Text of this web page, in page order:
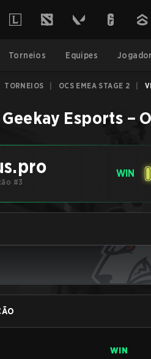
Torneios Equipes
TORNEIOS OCS EMEA STAGE 2
Geekay Esports –
#3
WIN
WIN